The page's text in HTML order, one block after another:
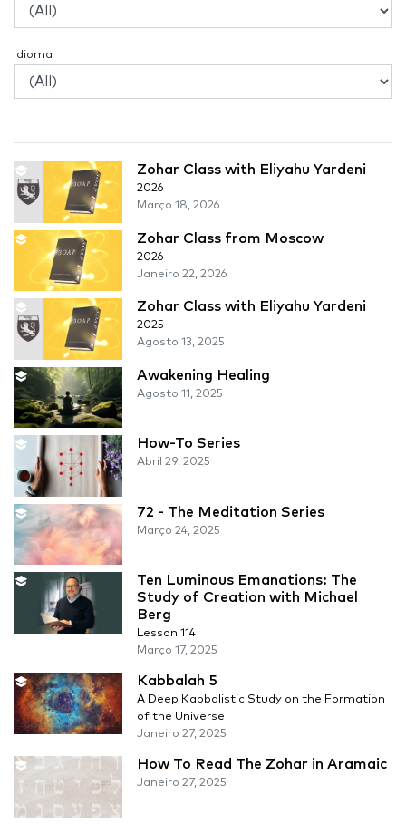
Idioma
Zohar Class with Eliyahu Yardeni
2026
Março 18, 2026
Zohar Class from Moscow
2026
Janeiro 22, 2026
Zohar Class with Eliyahu Yardeni
2025
Agosto 13, 2025
Awakening Healing
Agosto 11, 2025
How-To Series
Abril 29, 2025
72 - The Meditation Series
Março 24, 2025
Ten Luminous Emanations: The
Study of Creation with Michael
Berg
Lesson 114
Março 17, 2025
Kabbalah 5
A Deep Kabbalistic Study on the Formation
of the Universe
Janeiro 27, 2025
How To Read The Zohar in Aramaic
Janeiro 27, 2025